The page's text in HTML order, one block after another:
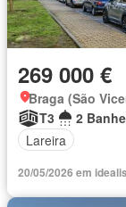
269 000 €
Braga (São
T3
2
Lareira
20/05/2026 em